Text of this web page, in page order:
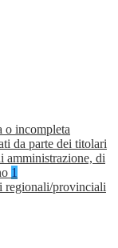
o incompleta
da parte dei titolari
di
1
regionali/provinciali